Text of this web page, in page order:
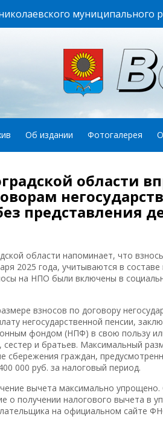
муниципального
Об издании Фотогалерея
области
представления
области напоминает, что
2025 года, учитываются в
на НПО были включены в
взносов по договору
негосударственной пенсии,
фондом (НПФ) в свою пользу
сестер и братьев. Максимальный
сбережения граждан,
000 руб. за налоговый период.
вычета максимально
о получении налогового вычета в
на официальном сайте